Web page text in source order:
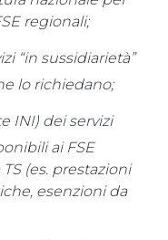
regionali;
“in sussidiarietà”
lo richiedano;
INI) dei servizi
ai FSE
(es. prestazioni
esenzioni da